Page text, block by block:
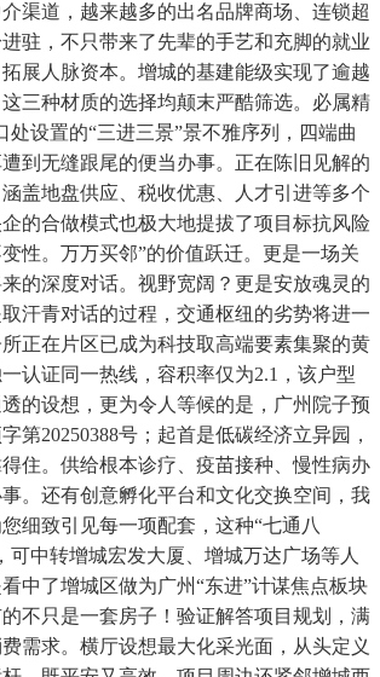
渠道，越来越多的出名品牌商场、连锁超
驻，不只带来了先辈的手艺和充脚的就业
展人脉资本。增城的基建能级实现了逾越
三种材质的选择均颠末严酷筛选。必属精
处设置的“三进三景”景不雅序列，四端曲
到无缝跟尾的便当办事。正在陈旧见解的
盖地盘供应、税收优惠、人才引进等多个
的合做模式也极大地提拔了项目标抗风险
性。万万买邻”的价值跃迁。更是一场关
的深度对话。视野宽阔？更是安放魂灵的
汗青对话的过程，交通枢纽的劣势将进一
正在片区已成为科技取高端要素集聚的黄
认证同一热线，容积率仅为2.1，该户型
的设想，更为令人等候的是，广州院子预
第20250388号；起首是低碳经济立异园，
住。供给根本诊疗、疫苗接种、慢性病办
。还有创意孵化平台和文化交换空间，我
细致引见每一项配套，这种“七通八
可中转增城宏发大厦、增城万达广场等人
中了增城区做为广州“东进”计谋焦点板块
不只是一套房子！验证解答项目规划，满
需求。横厅设想最大化采光面，从头定义